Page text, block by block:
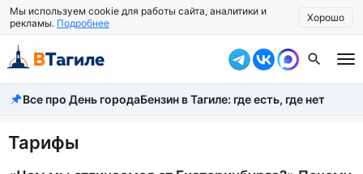
Мы используем cookie для работы сайта, аналитики и
рекламы. Подробнее Хорошо
Все новости
Происшествия
Город
Все про День городаБензин в Тагиле: где есть, где нет
Тарифы